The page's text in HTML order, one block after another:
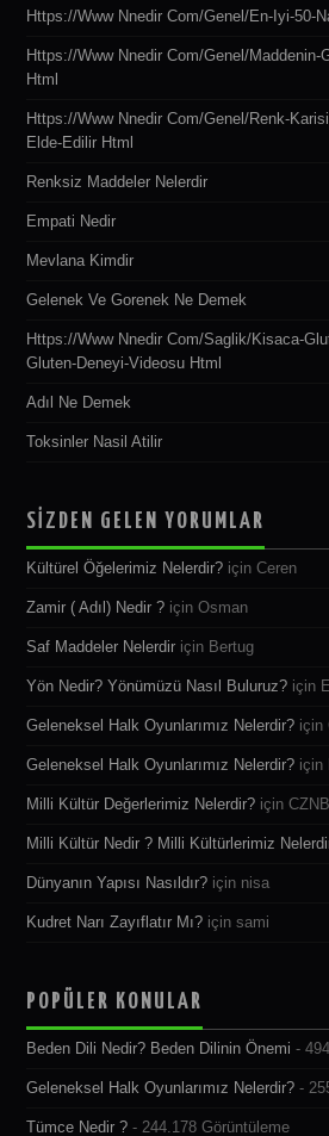
Https://www Nnedir Com/genel/en-Iyi-50-
Https://www Nnedir Com/genel/maddenin-
Html
Https://www Nnedir Com/genel/renk-
Elde-Edilir Html
Renksiz Maddeler Nelerdir
Empati Nedir
Mevlana Kimdir
Gelenek Ve Gorenek Ne Demek
Https://www Nnedir Com/saglik/kisaca-
Gluten-Deneyi-Videosu Html
Adıl Ne Demek
Toksinler Nasil Atilir
SİZDEN GELEN YORUMLAR
Kültürel Öğelerimiz Nelerdir? içinCeren
Zamir ( Adıl) Nedir ? içinOsman
Saf Maddeler Nelerdir için Bertug
Yön Nedir? Yönümüzü Nasıl Buluruz? için
Geleneksel Halk Oyunlarımız Nelerdir? için
Geleneksel Halk Oyunlarımız Nelerdir? için
Milli Kültür Değerlerimiz Nelerdir? için
Milli Kültür Nedir ? Milli Kültürlerimiz
Dünyanın Yapısı Nasıldır? için nisa
Kudret Narı Zayıflatır Mı? içinsami
POPÜLER KONULAR
Beden Dili Nedir? Beden Dilinin Önemi -
Geleneksel Halk Oyunlarımız Nelerdir? -
Tümce Nedir ? - 244.178 Görüntüleme